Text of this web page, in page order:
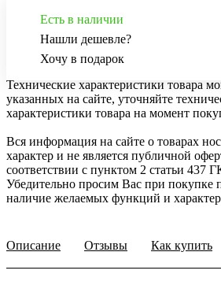
Есть в наличии
Нашли дешевле?
Хочу в подарок
Технические характеристики товара
указанных на сайте, уточняйте
характеристики товара на момент
Вся информация на сайте о товарах
характер и не является публичной
соответствии с пунктом 2 статьи 437
Убедительно просим Вас при покупке
наличие желаемых функций и
Описание Отзывы Как купить